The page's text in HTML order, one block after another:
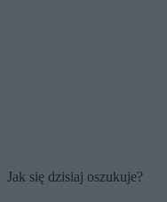
Jak się dzisiaj oszukuje?